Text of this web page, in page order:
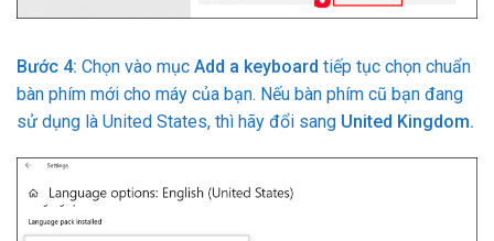
Bước 4: Chọn vào mục Add a keyboard tiếp tục chọn chuẩn
bàn phím mới cho máy của bạn. Nếu bàn phím cũ bạn đang
sử dụng là United States, thì hãy đổi sang United Kingdom.